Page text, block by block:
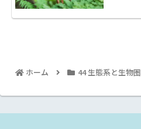
ホーム 44 生態系と生物圏